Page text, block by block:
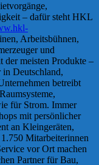
– dafür steht HKL
Arbeitsbühnen,
und
der meisten Produkte –
Deutschland,
betreibt
für Strom. Immer
mit persönlicher
an Kleingeräten,
Mitarbeiterinnen
vor Ort machen
Partner für Bau,